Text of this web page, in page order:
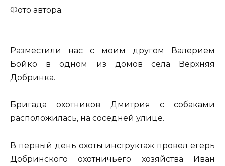
Фото автора.
Разместили нас с моим другом Валерием
Бойко в одном из домов села Верхняя
Добринка.
Бригада охотников Дмитрия с собаками
расположилась, на соседней улице.
В первый день охоты инструктаж провел егерь
Добринского охотничьего хозяйства Иван